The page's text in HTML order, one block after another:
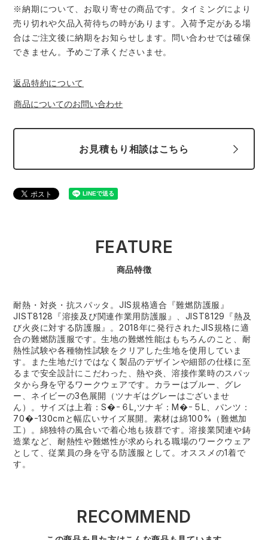
※納期について、お取り寄せの商品です。タイミングにより
売り切れや欠品入荷待ちの時があります。入荷予定がある場
合はご注文後に納期をお知らせします。問い合わせでは確保
できません。予めご了承くださいませ。
返品特約について
商品についてのお問い合わせ
お見積もり相談はこちら
FEATURE
商品特徴
耐熱・対炎・抗スパッタ。JIS規格適合『難燃防護服』
JIST8128『溶接及び関連作業用防護服』、JIST8129『熱及
び火炎に対する防護服』。2018年に発行されたJIS規格に適
合の難燃防護服です。生地の難燃性能はもちろんのこと、耐
熱性試験や各種物性試験をクリアした生地を使用していま
す。また生地だけではなく製品のデザインや細部の仕様に至
るまで安全設計にこだわった、熱や炎、溶接作業時のスパッ
タから身を守るワークウェアです。カラーはブルー、グレ
ー、ネイビーの3色展開（ツナギはグレーはございませ
ん）。サイズは上着：S�ｰ６L,ツナギ：M�ｰ５L、パンツ：
70�ｰ130cmと幅広いサイズ展開。素材は綿100%（難燃加
工）。綿独特の風合いで着心地も抜群です。溶接業関連や鋳
造業など、耐熱性や難燃性が求められる職場のワークウェア
として、従業員の身を守る防護服として。オススメの1着で
す。
RECOMMEND